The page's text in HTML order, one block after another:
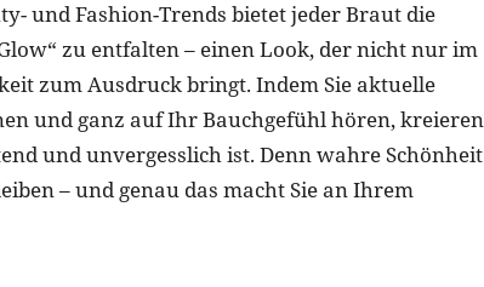
und Fashion-Trends bietet jeder Braut die
zu entfalten – einen Look, der nicht nur im
zum Ausdruck bringt. Indem Sie aktuelle
und ganz auf Ihr Bauchgefühl hören, kreieren
und unvergesslich ist. Denn wahre Schönheit
– und genau das macht Sie an Ihrem